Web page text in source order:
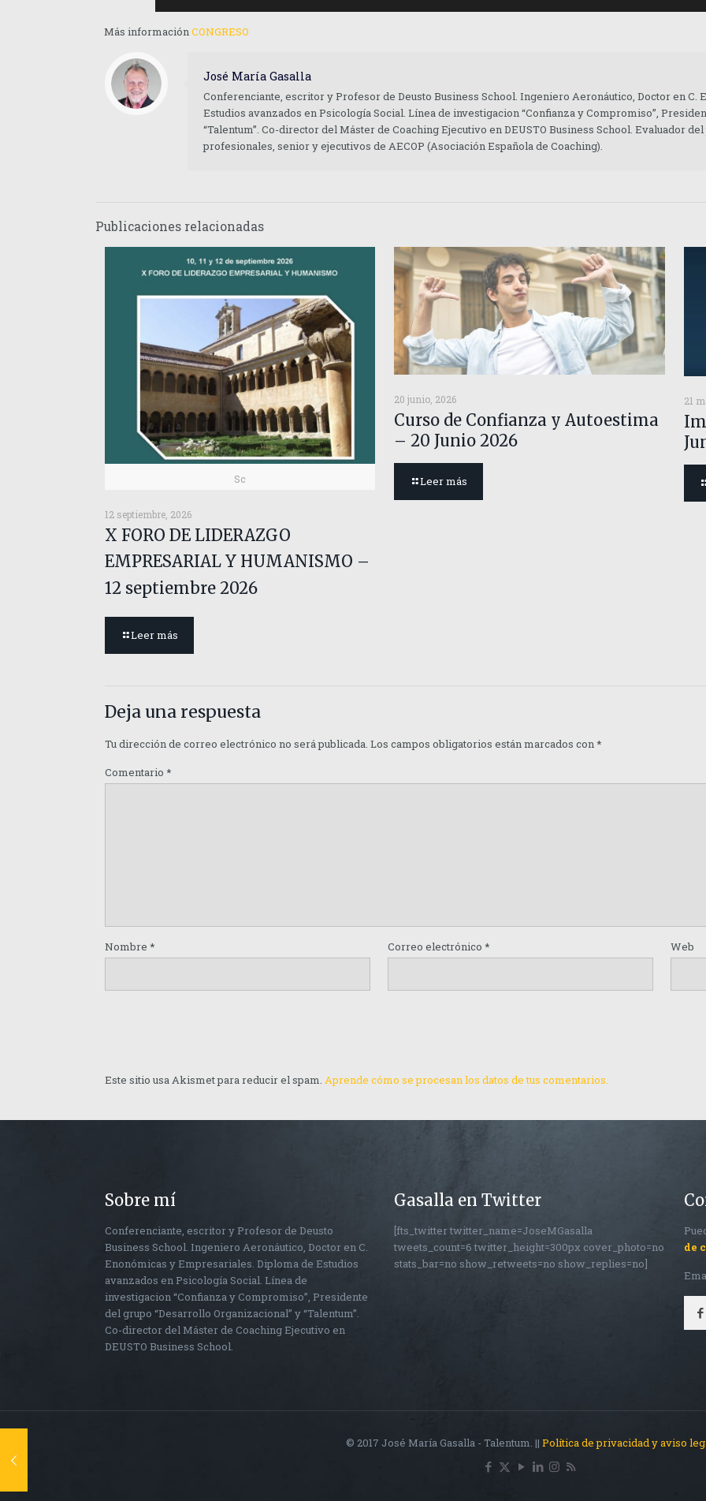
Más informaciónCONGRESO
José María Gasalla
Conferenciante, escritor y Profesor de Deusto Business School. Ingeniero Aeronáutico, Doctor en C.
Estudios avanzados en Psicología Social. Línea de investigacion “Confianza y Compromiso”,
“Talentum”. Co-director del Máster de Coaching Ejecutivo en DEUSTO Business School. Evaluador
profesionales, senior y ejecutivos de AECOP (Asociación Española de Coaching).
Publicaciones relacionadas
Sc
12 septiembre, 2026
X FORO DE LIDERAZGO
EMPRESARIAL Y HUMANISMO –
12 septiembre 2026
Leer más
20 junio, 2026
Curso de Confianza y Autoestima
– 20 Junio 2026
Leer más
21
Deja una respuesta
Tu dirección de correo electrónico no será publicada. Los campos obligatorios están marcados con*
Comentario *
Nombre * Correo electrónico * Web
Este sitio usa Akismet para reducir el spam. Aprende cómo se procesan los datos de tus comentarios.
Sobre mí
Conferenciante, escritor y Profesor de Deusto
Business School. Ingeniero Aeronáutico, Doctor en C.
Enonómicas y Empresariales. Diploma de Estudios
avanzados en Psicología Social. Línea de
investigacion “Confianza y Compromiso”, Presidente
del grupo “Desarrollo Organizacional” y “Talentum”.
Co-director del Máster de Coaching Ejecutivo en
DEUSTO Business School.
Gasalla en Twitter
[fts_twitter twitter_name=JoseMGasalla
tweets_count=6 twitter_height=300px cover_photo=no
stats_bar=no show_retweets=no show_replies=no]
de
© 2017 José María Gasalla - Talentum. || Política de privacidad y aviso